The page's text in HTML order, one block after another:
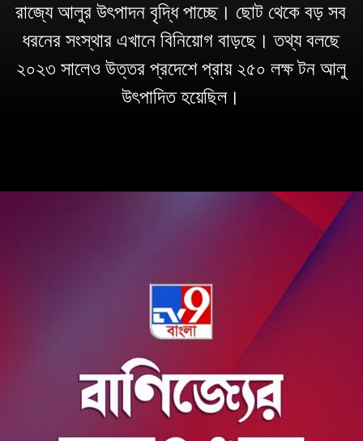
রাজ্যে আলুর উৎপাদন বৃদ্ধি পাচ্ছে। ছোট থেকে বড় সব
ধরনের সংস্থার এখানে বিনিয়োগ বাড়ছে। তথ্য বলছে
২০২৩ সালেও উত্তর প্রদেশে প্রায় ২৫০ লক্ষ টন আলু
উৎপাদিত হয়েছিল।